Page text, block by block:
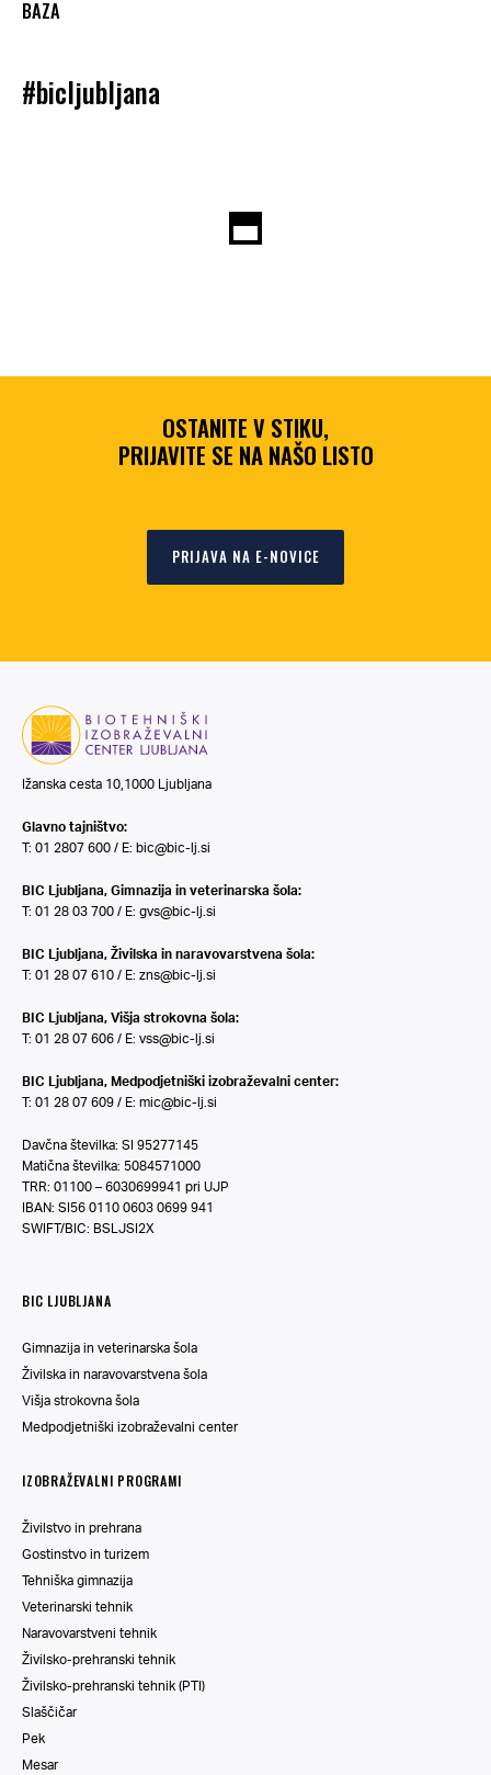
BAZA
#bicljubljana
OSTANITE V STIKU,
PRIJAVITE SE NA NAŠO LISTO
PRIJAVA NA E-NOVICE
Ižanska cesta 10,1000 Ljubljana
Glavno tajništvo:
T: 01 2807 600 / E: bic@bic-lj.si
BIC Ljubljana, Gimnazija in veterinarska šola:
T: 01 28 03 700 / E: gvs@bic-lj.si
BIC Ljubljana, Živilska in naravovarstvena šola:
T: 01 28 07 610 / E: zns@bic-lj.si
BIC Ljubljana, Višja strokovna šola:
T: 01 28 07 606 / E: vss@bic-lj.si
BIC Ljubljana, Medpodjetniški izobraževalni center:
T: 01 28 07 609 / E: mic@bic-lj.si
Davčna številka: SI 95277145
Matična številka: 5084571000
TRR: 01100 – 6030699941 pri UJP
IBAN: SI56 0110 0603 0699 941
SWIFT/BIC: BSLJSI2X
BIC LJUBLJANA
Gimnazija in veterinarska šola
Živilska in naravovarstvena šola
Višja strokovna šola
Medpodjetniški izobraževalni center
IZOBRAŽEVALNI PROGRAMI
Živilstvo in prehrana
Gostinstvo in turizem
Tehniška gimnazija
Veterinarski tehnik
Naravovarstveni tehnik
Živilsko-prehranski tehnik
Živilsko-prehranski tehnik (PTI)
Slaščičar
Pek
Mesar